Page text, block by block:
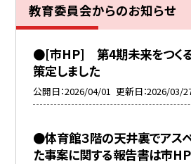
教育委員会からのお知らせ
●[市HP] 第4期未来をつく
策定しました
公開日 2026/04/01 更新日 2026/03/
●体育館３階の天井裏でアス
た事案に関する報告書は市HP